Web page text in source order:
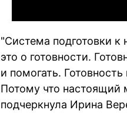
"Система подготовки
это о готовности.
и помогать.
Потому что
подчеркнула Ирина